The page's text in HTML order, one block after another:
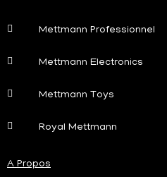
Mettmann Professionnel
Mettmann Electronics
Mettmann Toys
Royal Mettmann
A Propos